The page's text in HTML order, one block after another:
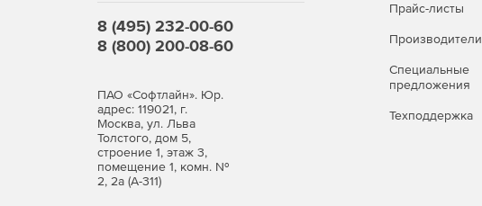
8 (495) 232-00-60
8 (800) 200-08-60
ПАО «Софтлайн». Юр.
адрес: 119021, г.
Москва, ул. Льва
Толстого, дом 5,
строение 1, этаж 3,
помещение 1, комн. №
2, 2а (А-311)
Прайс-листы
Производители
Специальные
предложения
Техподдержка